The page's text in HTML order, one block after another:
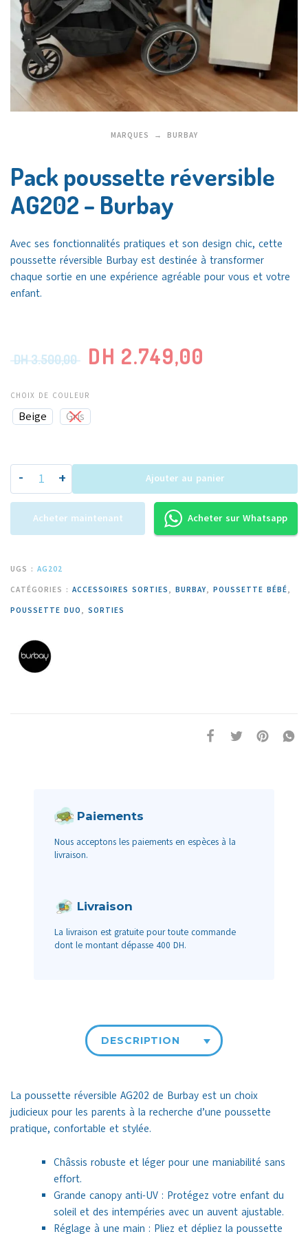
MARQUES BURBAY
Pack poussette réversible
AG202 – Burbay
Avec ses fonctionnalités pratiques et son design chic, cette
poussette réversible Burbay est destinée à transformer
chaque sortie en une expérience agréable pour vous et votre
enfant.
DH3.500,00 DH 2.749,00
CHOIX DE COULEUR
Beige Gris
- + Ajouter au panier
Acheter maintenant Acheter sur Whatsapp
UGS : AG202
CATÉGORIES : ACCESSOIRES SORTIES , BURBAY, POUSSETTE BÉBÉ,
POUSSETTE DUO , SORTIES
Paiements
Nous acceptons les paiements en espèces à la
livraison.
Livraison
La livraison est gratuite pour toute commande
dont le montant dépasse 400 DH.
DESCRIPTION
La poussette réversible AG202 de Burbay est un choix
judicieux pour les parents à la recherche d’une poussette
pratique, confortable et stylée.
Châssis robuste et léger pour une maniabilité sans
effort.
Grande canopy anti-UV : Protégez votre enfant du
soleil et des intempéries avec un auvent ajustable.
Réglage à une main : Pliez et dépliez la poussette